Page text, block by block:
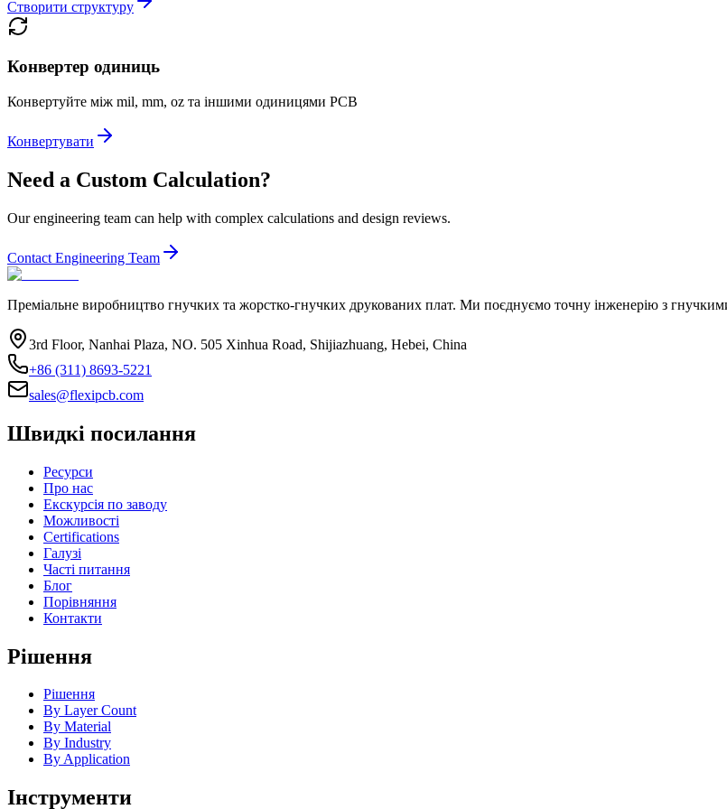
Створити структуру
Конвертер одиниць
Конвертуйте між mil, mm, oz та іншими одиницями PCB
Конвертувати
Need a Custom Calculation?
Our engineering team can help with complex calculations and design reviews.
Contact Engineering Team
Преміальне виробництво гнучких та жорстко-гнучких друкованих плат. Ми поєднуємо точну інженерію з
3rd Floor, Nanhai Plaza, NO. 505 Xinhua Road, Shijiazhuang, Hebei, China
+86 (311) 8693-5221
sales@flexipcb.com
Швидкі посилання
Ресурси
Про нас
Екскурсія по заводу
Можливості
Certifications
Галузі
Часті питання
Блог
Порівняння
Контакти
Рішення
Рішення
By Layer Count
By Material
By Industry
By Application
Інструменти